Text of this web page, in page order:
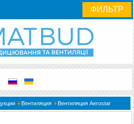
Вентиляция Вентиляция Aerostar
ФИЛЬТР